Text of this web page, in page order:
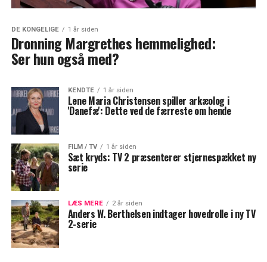
DE KONGELIGE 1 år siden
Dronning Margrethes hemmelighed:
Ser hun også med?
KENDTE 1 år siden
Lene Maria Christensen spiller arkæolog i
'Danefæ': Dette ved de færreste om hende
FILM / TV 1 år siden
Sæt kryds: TV 2 præsenterer stjernespækket ny
serie
LÆS MERE 2 år siden
Anders W. Berthelsen indtager hovedrolle i ny TV
2-serie